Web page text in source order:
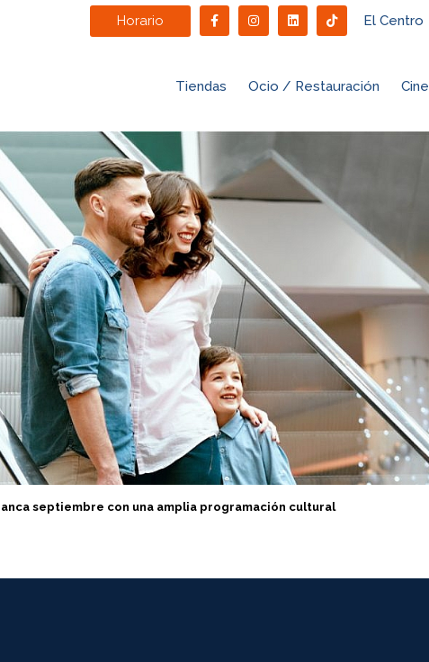
Horario El Centro
Tiendas Ocio / Restauración Cine
septiembre con una amplia programación cultural